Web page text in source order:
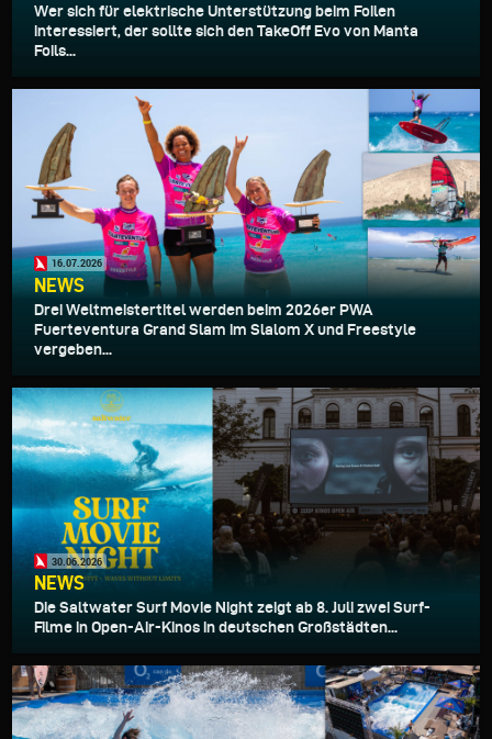
Wer sich für elektrische Unterstützung beim Foilen
interessiert, der sollte sich den TakeOff Evo von Manta
Foils...
16.07.2026
NEWS
Drei Weltmeistertitel werden beim 2026er PWA
Fuerteventura Grand Slam im Slalom X und Freestyle
vergeben...
30.06.2026
NEWS
Die Saltwater Surf Movie Night zeigt ab 8. Juli zwei Surf-
Filme in Open-Air-Kinos in deutschen Großstädten...